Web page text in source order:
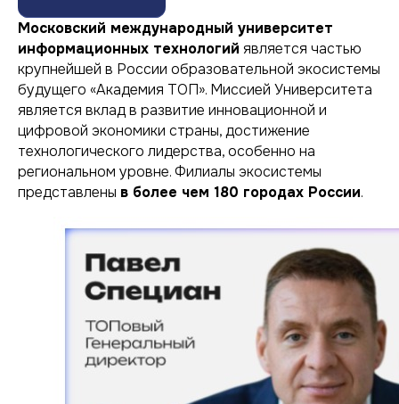
Московский международный университет
информационных технологий является частью
крупнейшей в России образовательной экосистемы
будущего «Академия ТОП». Миссией Университета
является вклад в развитие инновационной и
цифровой экономики страны, достижение
технологического лидерства, особенно на
региональном уровне. Филиалы экосистемы
представлены в более чем 180 городах России.